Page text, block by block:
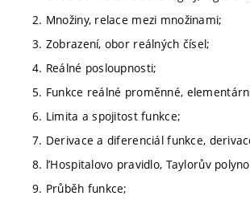
2. Množiny, relace mezi množinami;
3. Zobrazení, obor reálných čísel;
4. Reálné posloupnosti;
5. Funkce reálné proměnné,
6. Limita a spojitost funkce;
7. Derivace a diferenciál funkce,
8. l’Hospitalovo pravidlo, Taylorův
9. Průběh funkce;